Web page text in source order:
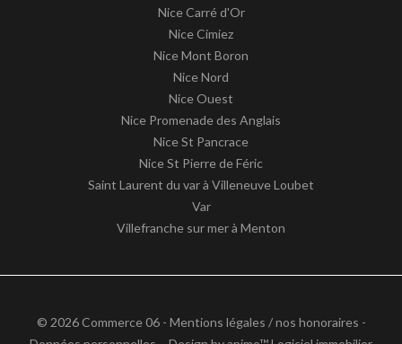
Nice Carré d'Or
Nice Cimiez
Nice Mont Boron
Nice Nord
Nice Ouest
Nice Promenade des Anglais
Nice St Pancrace
Nice St Pierre de Féric
Saint Laurent du var à Villeneuve Loubet
Var
Villefranche sur mer à Menton
© 2026 Commerce 06 - Mentions légales / nos honoraires -